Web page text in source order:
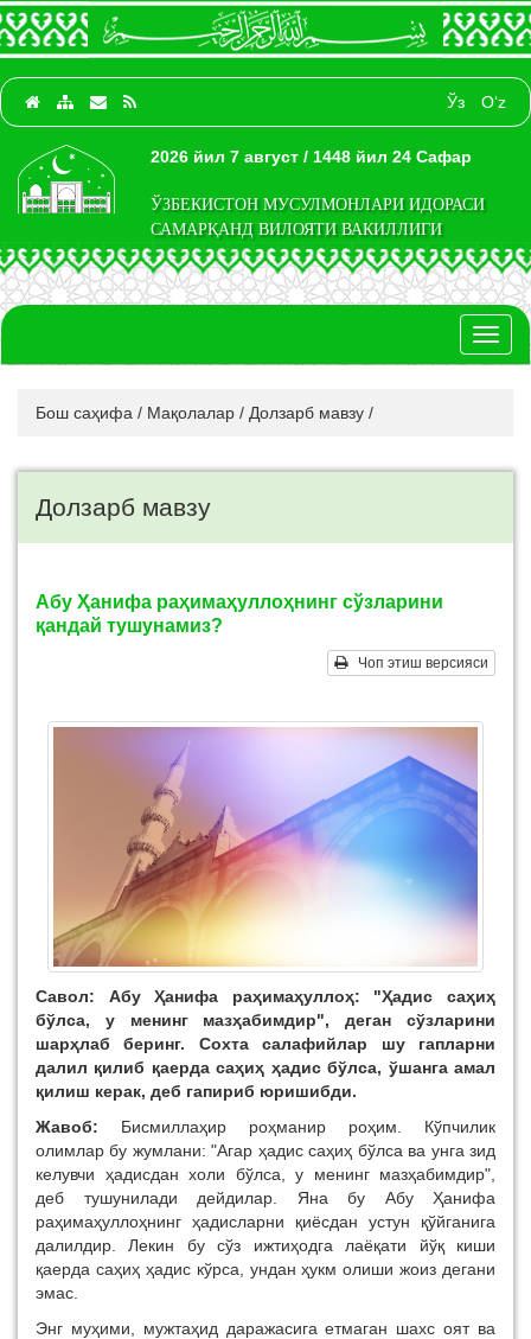
Ўз O‘z
2026 йил 7 август / 1448 йил 24 Сафар
ЎЗБЕКИСТОН МУСУЛМОНЛАРИ ИДОРАСИ
САМАРҚАНД ВИЛОЯТИ ВАКИЛЛИГИ
Бош саҳифа / Мақолалар / Долзарб мавзу /
Долзарб мавзу
Абу Ҳанифа раҳимаҳуллоҳнинг сўзларини
қандай тушунамиз?
Чоп этиш версияси
Савол: Абу Ҳанифа раҳимаҳуллоҳ: "Ҳадис саҳиҳ
бўлса, у менинг мазҳабимдир", деган сўзларини
шарҳлаб беринг. Сохта салафийлар шу гапларни
далил қилиб қаерда саҳиҳ ҳадис бўлса, ўшанга амал
қилиш керак, деб гапириб юришибди.
Жавоб:
Бисмиллаҳир роҳманир роҳим. Кўпчилик
олимлар бу жумлани: "Агар ҳадис саҳиҳ бўлса ва унга зид
келувчи ҳадисдан холи бўлса, у менинг мазҳабимдир",
деб тушунилади дейдилар. Яна бу Абу Ҳанифа
раҳимаҳуллоҳнинг ҳадисларни қиёсдан устун қўйганига
далилдир. Лекин бу сўз ижтиҳодга лаёқати йўқ киши
қаерда саҳиҳ ҳадис кўрса, ундан ҳукм олиши жоиз дегани
эмас.
Энг муҳими, мужтаҳид даражасига етмаган шахс оят ва